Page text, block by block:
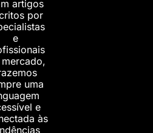
artigos
por
e
uma
e
às